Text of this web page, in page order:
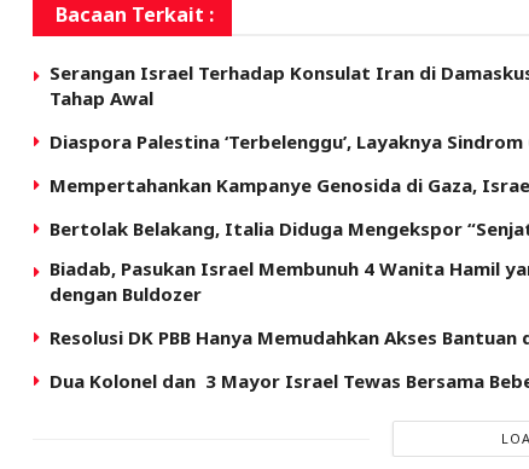
Bacaan Terkait :
Serangan Israel Terhadap Konsulat Iran di
Tahap Awal
Diaspora Palestina ‘Terbelenggu’, Layaknya
Mempertahankan Kampanye Genosida di Gaza,
Bertolak Belakang, Italia Diduga Mengekspor
Biadab, Pasukan Israel Membunuh 4 Wanita Hamil
dengan Buldozer
Resolusi DK PBB Hanya Memudahkan Akses
Dua Kolonel dan 3 Mayor Israel Tewas Bersama